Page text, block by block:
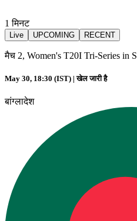
1 मिनट
Live UPCOMING RECENT
मैच 2, Women's T20I Tri-Series in
May 30, 18:30 (IST) |खेल जारी है
बांग्लादेश